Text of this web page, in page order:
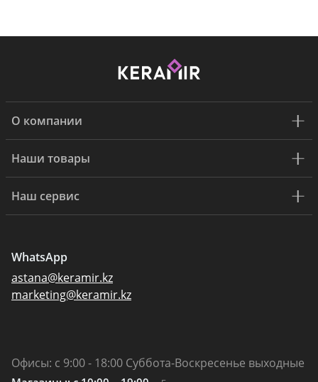
О компании
Наши товары
Наш сервис
WhatsApp
astana@keramir.kz
marketing@keramir.kz
Офисы: с 9:00 - 18:00 Суббота-Воскресенье выходные